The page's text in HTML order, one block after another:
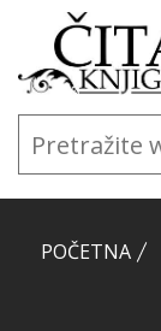
POČETNA